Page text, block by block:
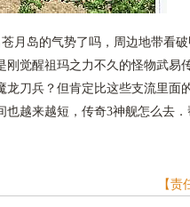
月岛的气势了吗，周边地带看
觉醒祖玛之力不久的怪物武易
刀兵？但肯定比这些支流里面
越来越短，传奇3神舰怎么去
【责